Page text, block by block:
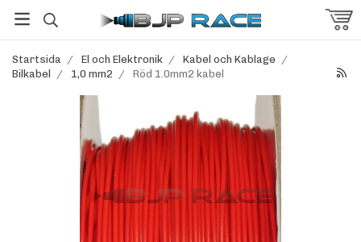
Startsida / El och Elektronik / Kabel och Kablage /
Bilkabel
/ 1,0 mm2 / Röd 1.0mm2 kabel